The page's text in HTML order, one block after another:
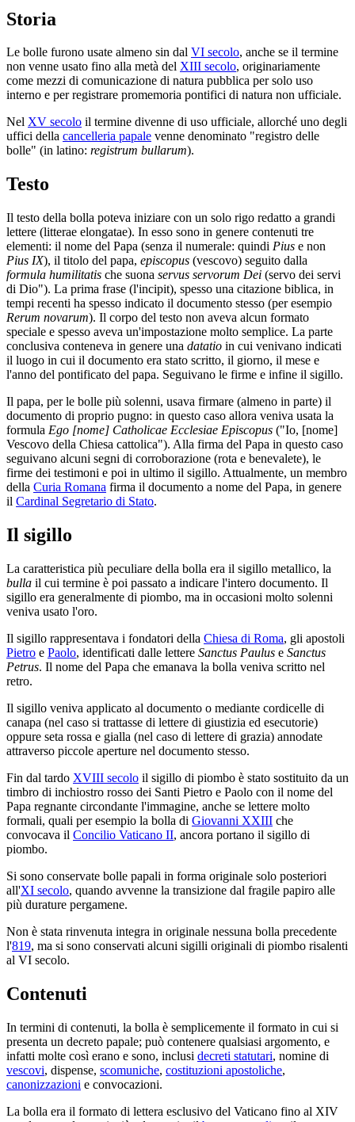
Storia
Le bolle furono usate almeno sin dal VI secolo, anche se il termine
non venne usato fino alla metà del XIII secolo, originariamente
come mezzi di comunicazione di natura pubblica per solo uso
interno e per registrare promemoria pontifici di natura non ufficiale.
Nel XV secolo il termine divenne di uso ufficiale, allorché uno degli
uffici della cancelleria papale venne denominato "registro delle
bolle" (in latino: registrum bullarum).
Testo
Il testo della bolla poteva iniziare con un solo rigo redatto a grandi
lettere (litterae elongatae). In esso sono in genere contenuti tre
elementi: il nome del Papa (senza il numerale: quindi Pius e non
Pius IX), il titolo del papa, episcopus (vescovo) seguito dalla
formula humilitatis che suona servus servorum Dei (servo dei servi
di Dio"). La prima frase (l'incipit), spesso una citazione biblica, in
tempi recenti ha spesso indicato il documento stesso (per esempio
Rerum novarum). Il corpo del testo non aveva alcun formato
speciale e spesso aveva un'impostazione molto semplice. La parte
conclusiva conteneva in genere una datatio in cui venivano indicati
il luogo in cui il documento era stato scritto, il giorno, il mese e
l'anno del pontificato del papa. Seguivano le firme e infine il sigillo.
Il papa, per le bolle più solenni, usava firmare (almeno in parte) il
documento di proprio pugno: in questo caso allora veniva usata la
formula Ego [nome] Catholicae Ecclesiae Episcopus ("Io, [nome]
Vescovo della Chiesa cattolica"). Alla firma del Papa in questo caso
seguivano alcuni segni di corroborazione (rota e benevalete), le
firme dei testimoni e poi in ultimo il sigillo. Attualmente, un membro
della Curia Romana firma il documento a nome del Papa, in genere
il Cardinal Segretario di Stato.
Il sigillo
La caratteristica più peculiare della bolla era il sigillo metallico, la
bulla il cui termine è poi passato a indicare l'intero documento. Il
sigillo era generalmente di piombo, ma in occasioni molto solenni
veniva usato l'oro.
Il sigillo rappresentava i fondatori della Chiesa di Roma, gli apostoli
Pietro e Paolo, identificati dalle lettere Sanctus Paulus e Sanctus
Petrus. Il nome del Papa che emanava la bolla veniva scritto nel
retro.
Il sigillo veniva applicato al documento o mediante cordicelle di
canapa (nel caso si trattasse di lettere di giustizia ed esecutorie)
oppure seta rossa e gialla (nel caso di lettere di grazia) annodate
attraverso piccole aperture nel documento stesso.
Fin dal tardo XVIII secolo il sigillo di piombo è stato sostituito da un
timbro di inchiostro rosso dei Santi Pietro e Paolo con il nome del
Papa regnante circondante l'immagine, anche se lettere molto
formali, quali per esempio la bolla di Giovanni XXIII che
convocava il Concilio Vaticano II, ancora portano il sigillo di
piombo.
Si sono conservate bolle papali in forma originale solo posteriori
all'XI secolo, quando avvenne la transizione dal fragile papiro alle
più durature pergamene.
Non è stata rinvenuta integra in originale nessuna bolla precedente
l'819, ma si sono conservati alcuni sigilli originali di piombo risalenti
al VI secolo.
Contenuti
In termini di contenuti, la bolla è semplicemente il formato in cui si
presenta un decreto papale; può contenere qualsiasi argomento, e
infatti molte così erano e sono, inclusi decreti statutari, nomine di
vescovi, dispense, scomuniche, costituzioni apostoliche,
canonizzazioni e convocazioni.
La bolla era il formato di lettera esclusivo del Vaticano fino al XIV